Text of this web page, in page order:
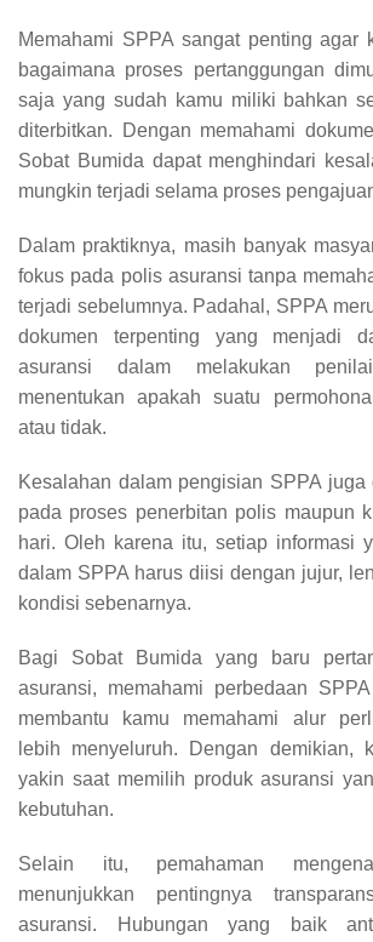
Memahami SPPA sangat penting agar
bagaimana proses pertanggungan
saja yang sudah kamu miliki bahkan
diterbitkan. Dengan memahami
Sobat Bumida dapat menghindari
mungkin terjadi selama proses
Dalam praktiknya, masih banyak
fokus pada polis asuransi tanpa
terjadi sebelumnya. Padahal, SPPA
dokumen terpenting yang menjadi
asuransi dalam melakukan
menentukan apakah suatu
atau tidak.
Kesalahan dalam pengisian SPPA juga
pada proses penerbitan polis maupun
hari. Oleh karena itu, setiap informasi
dalam SPPA harus diisi dengan jujur,
kondisi sebenarnya.
Bagi Sobat Bumida yang baru
asuransi, memahami perbedaan
membantu kamu memahami alur
lebih menyeluruh. Dengan demikian,
yakin saat memilih produk asuransi
kebutuhan.
Selain itu, pemahaman
menunjukkan pentingnya
asuransi. Hubungan yang baik